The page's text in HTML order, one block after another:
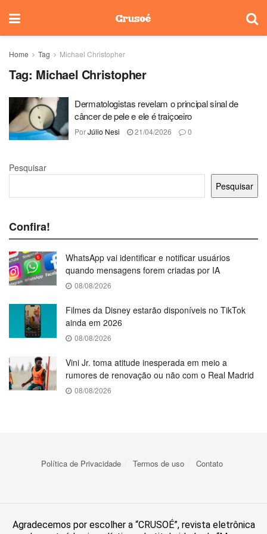
Home Tag Michael Christopher
Tag: Michael Christopher
Dermatologistas revelam o principal sinal de
câncer de pele e ele é traiçoeiro
PorJúlio Nesi 21/04/2026 0
Pesquisar
Pesquisar
Confira!
WhatsApp vai identificar e notificar usuários
quando mensagens forem criadas por IA
08/08/2026
Filmes da Disney estarão disponíveis no TikTok
ainda em 2026
08/08/2026
Vini Jr. toma atitude inesperada em meio a
rumores de renovação ou não com o Real Madrid
08/08/2026
Política de Privacidade Termos de uso Contato
Agradecemos por escolher a “CRUSOÉ”, revista eletrônica